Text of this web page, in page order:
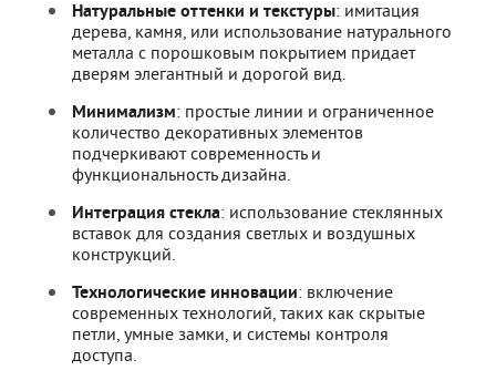
Натуральные оттенки и текстуры: имитация
дерева, камня, или использование натурального
металла с порошковым покрытием придает
дверям элегантный и дорогой вид.
Минимализм: простые линии и ограниченное
количество декоративных элементов
подчеркивают современность и
функциональность дизайна.
Интеграция стекла: использование стеклянных
вставок для создания светлых и воздушных
конструкций.
Технологические инновации: включение
современных технологий, таких как скрытые
петли, умные замки, и системы контроля
доступа.